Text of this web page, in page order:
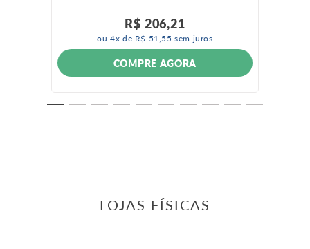
R$ 206,21
ou4x de R$ 51,55 sem juros
COMPRE AGORA
LOJAS FÍSICAS